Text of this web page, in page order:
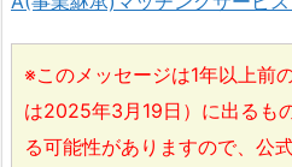
※このメッセージは1年以上前
は2025年3月19日）に出るも
る可能性がありますので、公